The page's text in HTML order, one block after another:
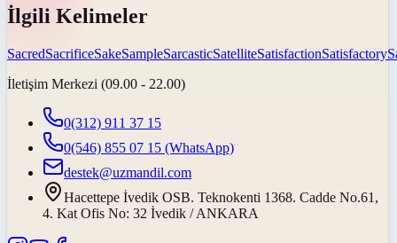
İlgili Kelimeler
SacredSacrificeSakeSampleSarcasticSatelliteSatisfactionSatisfactory
İletişim Merkezi (09.00 - 22.00)
0(312) 911 37 15
0(546) 855 07 15 (WhatsApp)
destek@uzmandil.com
Hacettepe İvedik OSB. Teknokenti 1368. Cadde No.61,
4. Kat Ofis No: 32 İvedik / ANKARA